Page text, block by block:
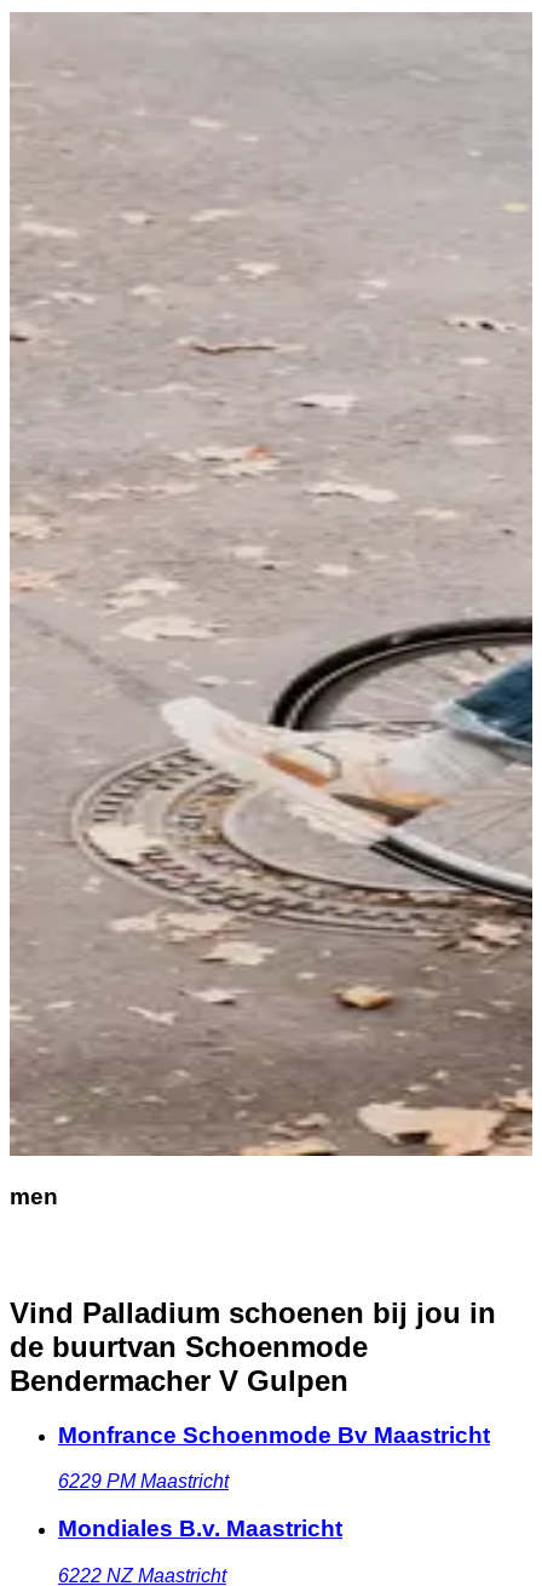
men
Vind Palladium schoenen bij jou in
de buurtvan Schoenmode
Bendermacher V Gulpen
Monfrance Schoenmode Bv Maastricht
6229 PM Maastricht
Mondiales B.v. Maastricht
6222 NZ Maastricht